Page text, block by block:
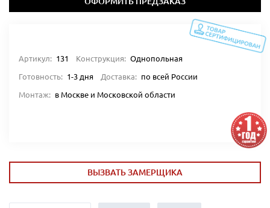
Артикул: 131 Конструкция: Однопольная
Готовность: 1-3 дня Доставка: по всей России
Монтаж: в Москве и Московской области
ВЫЗВАТЬ ЗАМЕРЩИКА